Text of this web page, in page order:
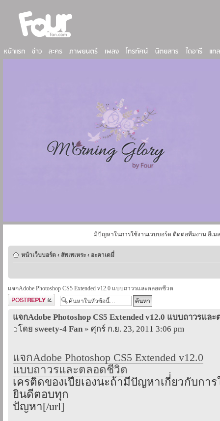
มีปัญหาในการใช้งานเวบบอร์ด ติดต่อทีมงาน อีเม
หน้าเว็บบอร์ด ‹ สัพเพเหระ ‹ อะคาเดมี่
แจกAdobe Photoshop CS5 Extended v12.0 แบบถาวรและตลอดชีวต
ตอบกระทู้
แจกAdobe Photoshop CS5 Extended v12.0 แบบถาวรแล
โดย sweety-4 Fan » ศุกร์ ก.ย. 23, 2011 3:06 pm
แจกAdobe Photoshop CS5 Extended v12.0
แบบถาวรและตลอดชีวิต
เครติดของเปียเองนะถ้ามีปัญหาเกี่่ยวกับกา
ยินดีตอบทุก
ปัญหา[/url]